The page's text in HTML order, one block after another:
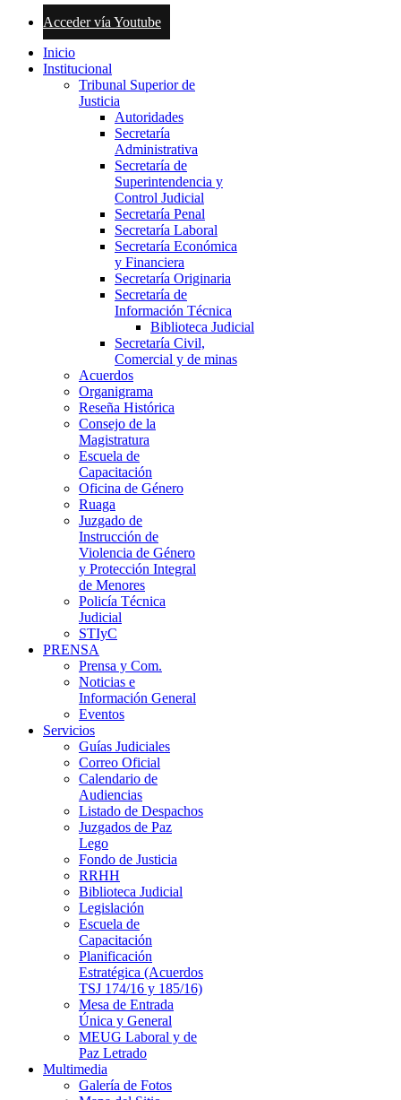
Acceder vía Youtube
Inicio
Institucional
Tribunal Superior de
Justicia
Autoridades
Secretaría
Administrativa
Secretaría de
Superintendencia y
Control Judicial
Secretaría Penal
Secretaría Laboral
Secretaría Económica
y Financiera
Secretaría Originaria
Secretaría de
Información Técnica
Biblioteca Judicial
Secretaría Civil,
Comercial y de minas
Acuerdos
Organigrama
Reseña Histórica
Consejo de la
Magistratura
Escuela de
Capacitación
Oficina de Género
Ruaga
Juzgado de
Instrucción de
Violencia de Género
y Protección Integral
de Menores
Policía Técnica
Judicial
STIyC
PRENSA
Prensa y Com.
Noticias e
Información General
Eventos
Servicios
Guías Judiciales
Correo Oficial
Calendario de
Audiencias
Listado de Despachos
Juzgados de Paz
Lego
Fondo de Justicia
RRHH
Biblioteca Judicial
Legislación
Escuela de
Capacitación
Planificación
Estratégica (Acuerdos
TSJ 174/16 y 185/16)
Mesa de Entrada
Única y General
MEUG Laboral y de
Paz Letrado
Multimedia
Galería de Fotos